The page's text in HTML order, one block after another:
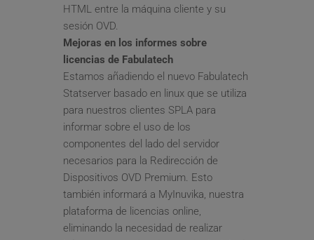
HTML entre la máquina cliente y su
sesión OVD.
Mejoras en los informes sobre
licencias de Fabulatech
Estamos añadiendo el nuevo Fabulatech
Statserver basado en linux que se utiliza
para nuestros clientes SPLA para
informar sobre el uso de los
componentes del lado del servidor
necesarios para la Redirección de
Dispositivos OVD Premium. Esto
también informará a MyInuvika, nuestra
plataforma de licencias online,
eliminando la necesidad de realizar